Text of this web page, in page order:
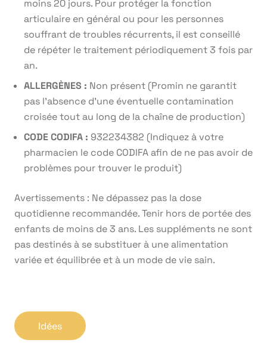
moins 20 jours. Pour protéger la fonction
articulaire en général ou pour les personnes
souffrant de troubles récurrents, il est conseillé
de répéter le traitement périodiquement 3 fois par
an.
ALLERGÈNES : Non présent (Promin ne garantit
pas l’absence d’une éventuelle contamination
croisée tout au long de la chaîne de production)
CODE CODIFA : 932234382 (Indiquez à votre
pharmacien le code CODIFA afin de ne pas avoir de
problèmes pour trouver le produit)
Avertissements : Ne dépassez pas la dose
quotidienne recommandée. Tenir hors de portée des
enfants de moins de 3 ans. Les suppléments ne sont
pas destinés à se substituer à une alimentation
variée et équilibrée et à un mode de vie sain.
Idées